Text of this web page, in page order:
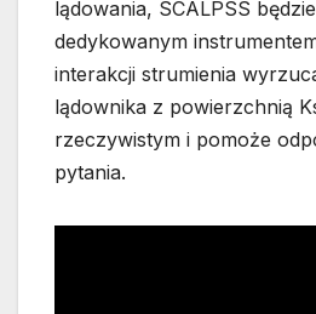
lądowania, SCALPSS
dedykowanym
interakcji strumienia
lądownika z powierzchnią
rzeczywistym i pomoże
pytania.